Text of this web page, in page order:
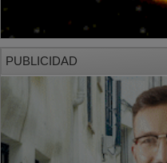
PUBLICIDAD